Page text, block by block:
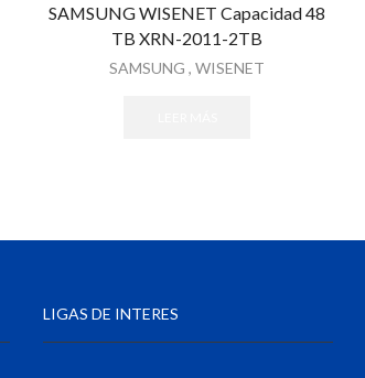
SAMSUNG WISENET Capacidad 48
TB XRN-2011-2TB
SAMSUNG , WISENET
LIGAS DE INTERES